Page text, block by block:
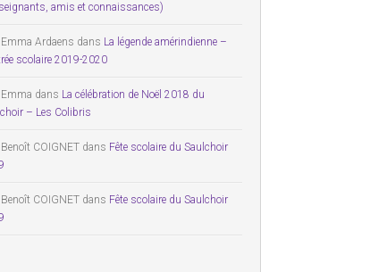
amis et connaissances)
Emma Ardaens dans La légende amérindienne –
scolaire 2019-2020
Emma dans La célébration de Noël 2018 du
– Les Colibris
Benoît COIGNET dans Fête scolaire du Saulchoir
Benoît COIGNET dans Fête scolaire du Saulchoir